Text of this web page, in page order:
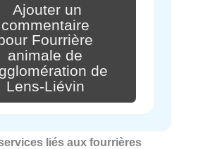
Ajouter un
commentaire
Fourrière
animale de
de
Lens-Liévin
liés aux fourrières